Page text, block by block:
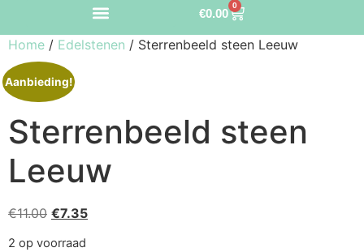
€0.00
0
Home / Edelstenen / Sterrenbeeld steen Leeuw
Aanbieding!
Sterrenbeeld steen
Leeuw
€11.00 €7.35
2 op voorraad